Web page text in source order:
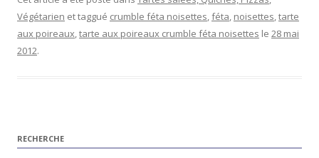
Végétarien et taggué crumble féta noisettes,féta, noisettes,tarte
aux poireaux,tarte aux poireaux crumble féta noisettes le 28 mai
2012.
RECHERCHE